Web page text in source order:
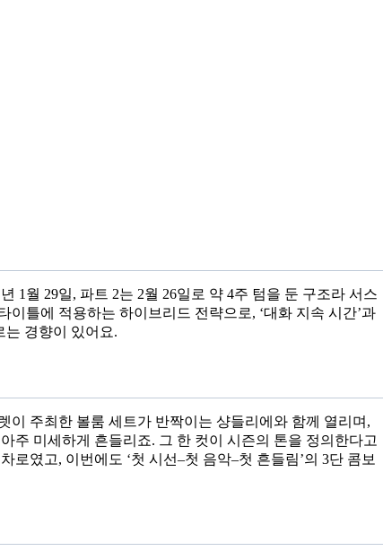
1월 29일, 파트 2는 2월 26일로 약 4주 텀을 둔 구조라 서스
틀에 적용하는 하이브리드 전략으로, ‘대화 지속 시간’과
는 경향이 있어요.
이 주최한 볼룸 세트가 반짝이는 샹들리에와 함께 열리며,
주 미세하게 흔들리죠. 그 한 컷이 시즌의 톤을 정의한다고
였고, 이번에도 ‘첫 시선–첫 음악–첫 흔들림’의 3단 콤보